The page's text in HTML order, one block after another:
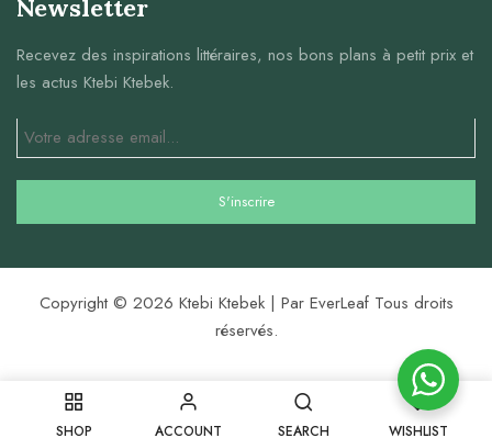
SHOP ACCOUNT SEARCH
0
WISHLIST
Newsletter
Recevez des inspirations littéraires, nos bons plans à petit prix et
les actus Ktebi Ktebek.
Copyright © 2026 Ktebi Ktebek | Par EverLeaf Tous droits
réservés.